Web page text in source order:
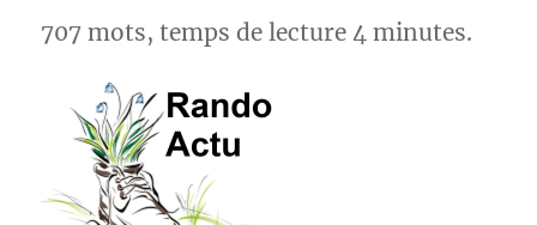
se
707 mots, temps de lecture 4 minutes.